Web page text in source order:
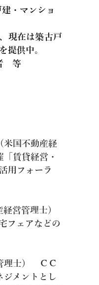
・マンショ
現在は築古戸
提供中。
　等
米国不動産経
賃貸経営・
用フォーラ
営管理士）
フェアなどの
理士）　ＣＣ
ジメントとし